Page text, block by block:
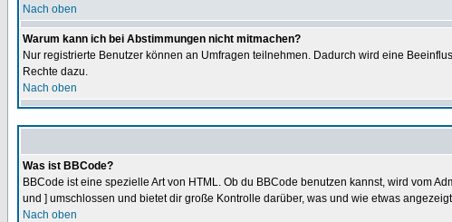
Nach oben
Warum kann ich bei Abstimmungen nicht mitmachen?
Nur registrierte Benutzer können an Umfragen teilnehmen. Dadurch wird eine
Rechte dazu.
Nach oben
Was ist BBCode?
BBCode ist eine spezielle Art von HTML. Ob du BBCode benutzen kannst, wird vom
und ] umschlossen und bietet dir große Kontrolle darüber, was und wie etwas
Nach oben